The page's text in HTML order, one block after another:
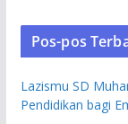
Pos-pos
Lazismu SD
Pendidikan bagi